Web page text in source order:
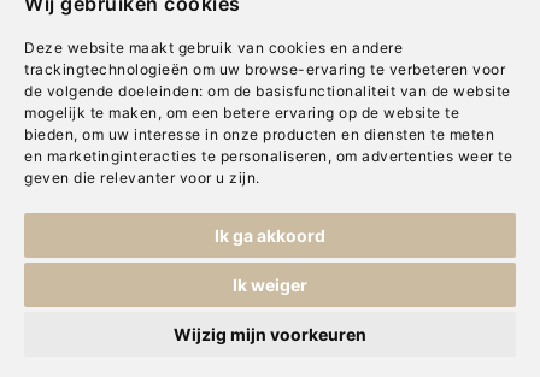
Deze website maakt gebruik van cookies en andere
trackingtechnologieën om uw browse-ervaring te verbeteren voor
de volgende doeleinden: om de basisfunctionaliteit van de website
mogelijk te maken , om een betere ervaring op de website te
bieden, om uw interesse in onze producten en diensten te meten
en marketinginteracties te personaliseren , om advertenties weer te
geven die relevanter voor u zijn.
Ik ga akkoord
Ik weiger
Wijzig mijn voorkeuren
Cookies